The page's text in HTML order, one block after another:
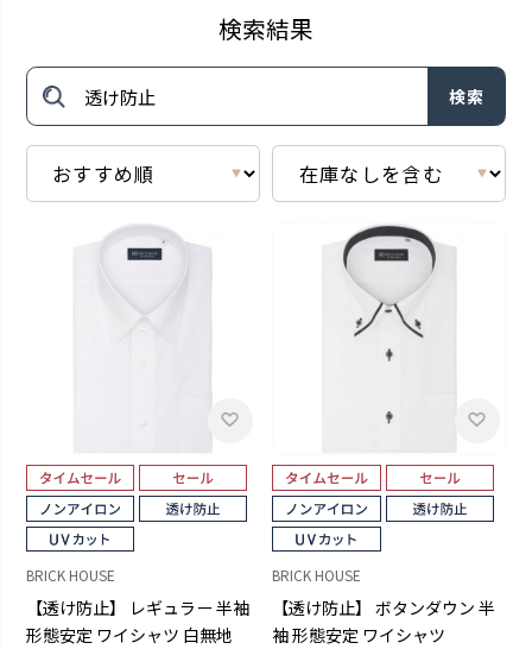
検索結果
検索
BRICK HOUSE
【透け防止】 レギュラー 半袖
形態安定 ワイシャツ 白無地
BRICK HOUSE
【透け防止】 ボタンダウン 半
袖 形態安定 ワイシャツ